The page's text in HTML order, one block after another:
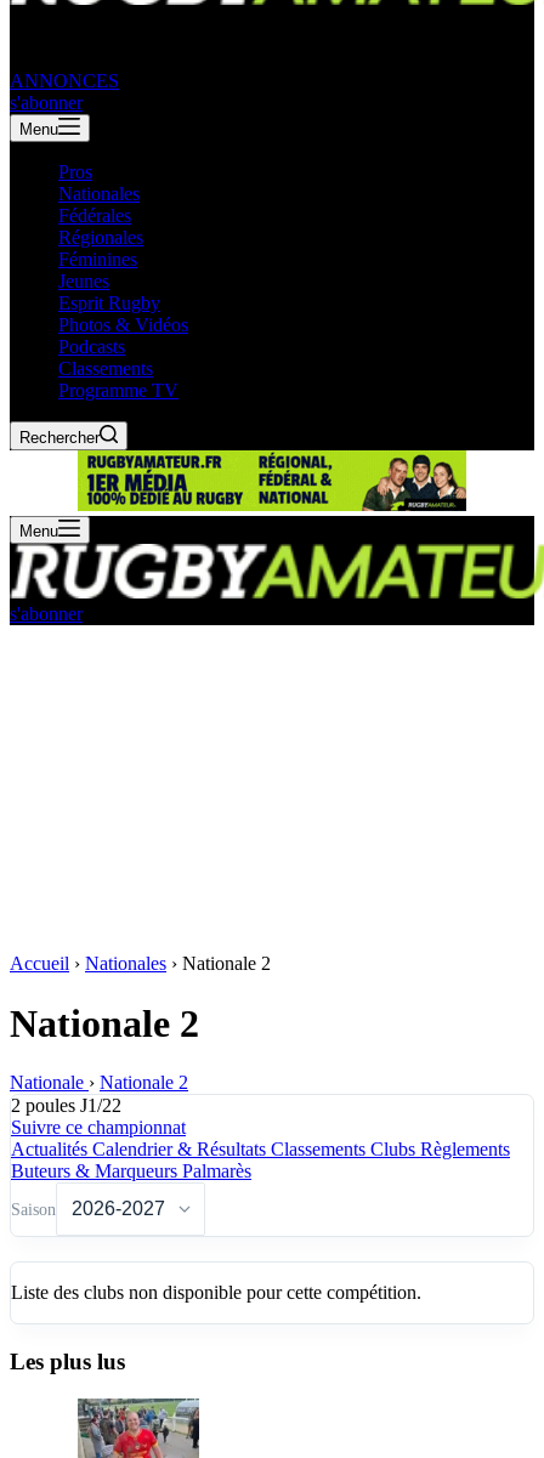
ANNONCES
s'abonner
Menu
Pros
Nationales
Fédérales
Régionales
Féminines
Jeunes
Esprit Rugby
Photos & Vidéos
Podcasts
Classements
Programme TV
Rechercher
Menu
s'abonner
Accueil › Nationales › Nationale 2
Nationale 2
Nationale › Nationale 2
2 poules J1/22
Suivre ce championnat
Actualités Calendrier & Résultats Classements Clubs Règlements
Buteurs & Marqueurs Palmarès
Saison
Liste des clubs non disponible pour cette compétition.
Les plus lus